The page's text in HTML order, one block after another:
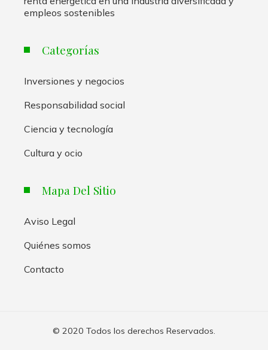
empleos sostenibles
Categorías
Inversiones y negocios
Responsabilidad social
Ciencia y tecnología
Cultura y ocio
Mapa Del Sitio
Aviso Legal
Quiénes somos
Contacto
© 2020 Todos los derechos Reservados.